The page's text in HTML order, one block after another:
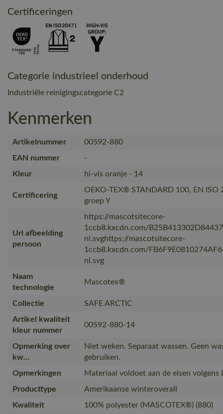
Certificeringen
Categorie industrieel onderhoud
Industriële reinigingscategorie C2
Kenmerken
Artikelnummer
00592-880
EAN nummer
-
Kleur
hi-vis oranje - 14
Certificering
OEKO-TEX® STANDARD 100, EN ISO
groep Y
Url afbeelding
persoon
https://mascotsitecore-
1ccb8.kxcdn.com/
nl.svghttps://mascotsitecore-
1ccb8.kxcdn.com/
nl.svg
Naam
technologie
Mascotex®
Collectie
SAFE ARCTIC
Artikel kwaliteit
kleur nummer
00592-880-14
Opmerking over
kw…
Niet weken. Separaat wassen. Geen
gebruiken.
Opmerkingen
Materiaal voldoet aan de eisen volgens
Producttype
Amerikaanse winteroverall
Kwaliteit
100% polyester (MASCOTEX®) (880)